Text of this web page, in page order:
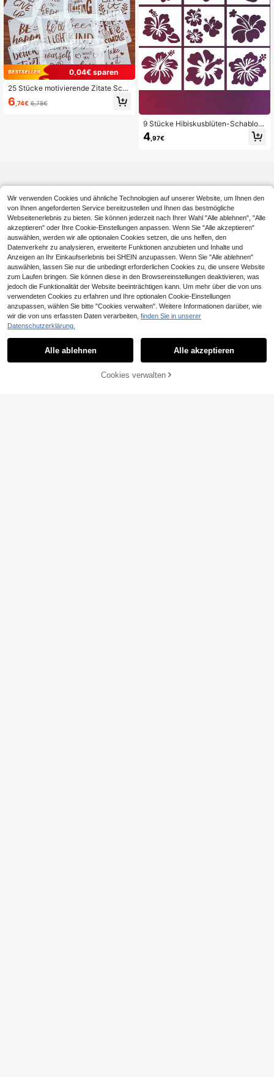
0,04€ sparen
25 Stücke motivierende Zitate Sch
ablonen mit Durchbrüchen, glücklic
he englische Sprühschablonen wie
6 ,74€ 6,78€
9 Stücke Hibiskusblüten-Schablon
en, tropische Blumenmalvorlagen, h
awaiianische Blumenmalvorlagen,
4 ,97€
JETZT EINKAUFEN
Wir verwenden Cookies und ähnliche Technologien auf unserer Website, um Ihnen den
von Ihnen angeforderten Service bereitzustellen und Ihnen das bestmögliche
Webseitenerlebnis zu bieten. Sie können jederzeit nach Ihrer Wahl "Alle ablehnen", "Alle
akzeptieren" oder Ihre Cookie-Einstellungen anpassen. Wenn Sie "Alle akzeptieren"
auswählen, werden wir alle optionalen Cookies setzen, die uns helfen, den
Datenverkehr zu analysieren, erweiterte Funktionen anzubieten und Inhalte und
Anzeigen an Ihr Einkaufserlebnis bei SHEIN anzupassen. Wenn Sie "Alle ablehnen"
auswählen, lassen Sie nur die unbedingt erforderlichen Cookies zu, die unsere Website
zum Laufen bringen. Sie können diese in den Browsereinstellungen deaktivieren, was
jedoch die Funktionalität der Website beeinträchtigen kann. Um mehr über die von uns
verwendeten Cookies zu erfahren und Ihre optionalen Cookie-Einstellungen
anzupassen, wählen Sie bitte "Cookies verwalten". Weitere Informationen darüber, wie
wir die von uns erfassten Daten verarbeiten, finden Sie in unserer
Datenschutzerklärung.
Alle ablehnen Alle akzeptieren
Cookies verwalten